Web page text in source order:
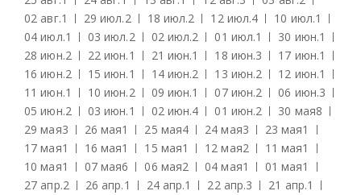
02 авг.1 29 июл.2 18 июл.2 12 июл.4 10 июл.1
04 июл.1 03 июл.2 02 июл.2 01 июл.1 30 июн.1
28 июн.2 22 июн.1 21 июн.1 18 июн.3 17 июн.1
16 июн.2 15 июн.1 14 июн.2 13 июн.2 12 июн.1
11 июн.1 10 июн.2 09 июн.1 07 июн.2 06 июн.3
05 июн.2 03 июн.1 02 июн.4 01 июн.2 30 мая8
29 мая3 26 мая1 25 мая4 24 мая3 23 мая1
17 мая1 16 мая1 15 мая1 12 мая2 11 мая1
10 мая1 07 мая6 06 мая2 04 мая1 01 мая1
27 апр.2 26 апр.1 24 апр.1 22 апр.3 21 апр.1